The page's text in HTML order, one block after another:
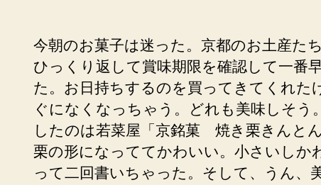
今朝のお菓子は迷った。京都のお土産た
ひっくり返して賞味期限を確認して一番
た。お日持ちするのを買ってきてくれた
ぐになくなっちゃう。どれも美味しそう
したのは若菜屋「京銘菓 焼き栗きんと
栗の形になっててかわいい。小さいしか
って二回書いちゃった。そして、うん、